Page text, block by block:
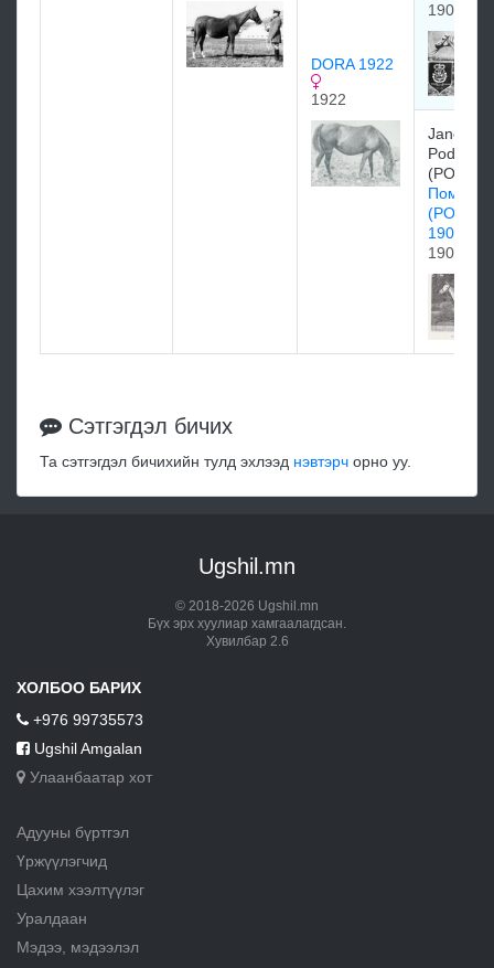
DORA 1922
1922
1901
Janow
Podlaski
(POL)
1902)
1902
Сэтгэгдэл бичих
Та сэтгэгдэл бичихийн тулд эхлээд нэвтэрч орно уу.
Ugshil.mn
© 2018-2026 Ugshil.mn
Бүх эрх хуулиар хамгаалагдсан.
Хувилбар 2.6
ХОЛБОО БАРИХ
+976 99735573
Ugshil Amgalan
Улаанбаатар хот
Адууны бүртгэл
Үржүүлэгчид
Цахим хээлтүүлэг
Уралдаан
Мэдээ, мэдээлэл